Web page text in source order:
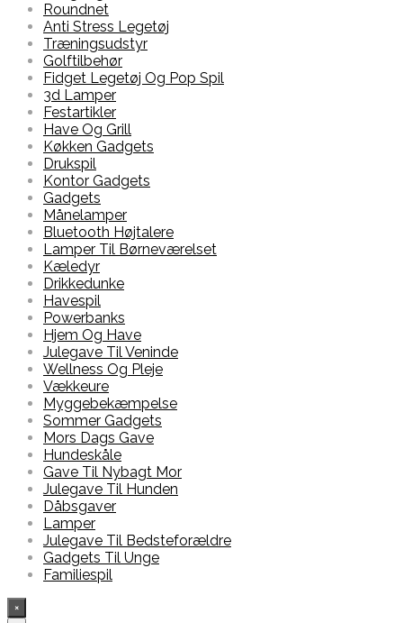
Roundnet
Anti Stress Legetøj
Træningsudstyr
Golftilbehør
Fidget Legetøj Og Pop Spil
3d Lamper
Festartikler
Have Og Grill
Køkken Gadgets
Drukspil
Kontor Gadgets
Gadgets
Månelamper
Bluetooth Højtalere
Lamper Til Børneværelset
Kæledyr
Drikkedunke
Havespil
Powerbanks
Hjem Og Have
Julegave Til Veninde
Wellness Og Pleje
Vækkeure
Myggebekæmpelse
Sommer Gadgets
Mors Dags Gave
Hundeskåle
Gave Til Nybagt Mor
Julegave Til Hunden
Dåbsgaver
Lamper
Julegave Til Bedsteforældre
Gadgets Til Unge
Familiespil
×